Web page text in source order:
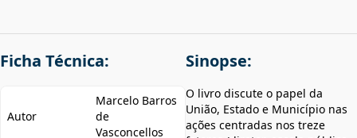
Ficha Técnica:
Autor
Marcelo Barros
de
Vasconcellos
Sinopse:
O livro discute o papel da
União, Estado e Município nas
ações centradas nos treze